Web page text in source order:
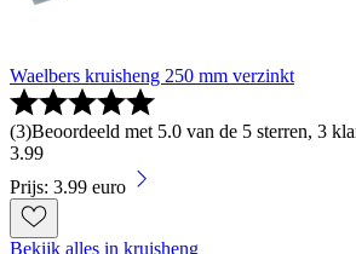
Waelbers kruisheng 250 mm verzinkt
(3)Beoordeeld met 5.0 van de 5 sterren, 3
3.99
Prijs: 3.99 euro
Bekijk alles in kruisheng